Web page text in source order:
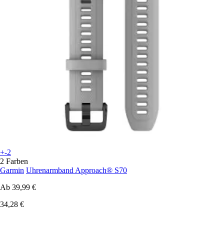
+-2
2 Farben
Garmin Uhrenarmband Approach® S70
Ab 39,99 €
34,28 €